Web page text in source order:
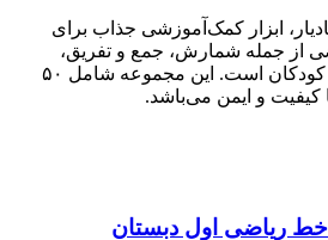
ابزار کمک‌آموزشی جذاب برای
از جمله شمارش، جمع و تفریق،
الگو‌سازی و تقویت خلاقیت کودکان است. این مجموعه شامل ۵۰
و ایمن می‌باشد.
ریاضی اول دبستان